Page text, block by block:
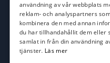
Karlskrona Båt & Fiske
Lallerstedts gata 4
371 54 Karlskrona
Följ oss
användning av vår webbplats
reklam- och analyspartners
kombinera den med annan
du har tillhandahållit dem eller
samlat in från din användning
tjänster. Läs mer